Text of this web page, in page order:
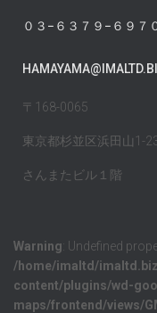
０３−６３７９−６９７
〒168-0065
東京都杉並区浜田山1-
さんまたビル１階
Warning: Undefined
/home/imaltd/
content/plugins/wd-
maps/frontend/views/